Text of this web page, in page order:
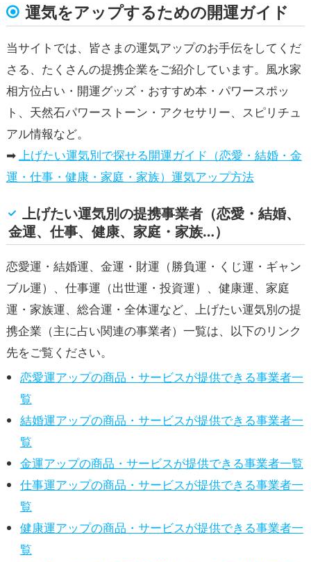
運気をアップするための開運ガイド
当サイトでは、皆さまの運気アップのお手伝をしてくだ
さる、たくさんの提携企業をご紹介しています。風水家
相方位占い・開運グッズ・おすすめ本・パワースポッ
ト、天然石パワーストーン・アクセサリー、スピリチュ
アル情報など。
➡上げたい運気別で探せる開運ガイド（恋愛・結婚・金
運・仕事・健康・家庭・家族）運気アップ方法
上げたい運気別の提携事業者（恋愛・結婚、
金運、仕事、健康、家庭・家族…）
恋愛運・結婚運、金運・財運（勝負運・くじ運・ギャン
ブル運）、仕事運（出世運・投資運）、健康運、家庭
運・家族運、総合運・全体運など、上げたい運気別の提
携企業（主に占い関連の事業者）一覧は、以下のリンク
先をご覧ください。
恋愛運アップの商品・サービスが提供できる事業者一
覧
結婚運アップの商品・サービスが提供できる事業者一
覧
金運アップの商品・サービスが提供できる事業者一覧
仕事運アップの商品・サービスが提供できる事業者一
覧
健康運アップの商品・サービスが提供できる事業者一
覧